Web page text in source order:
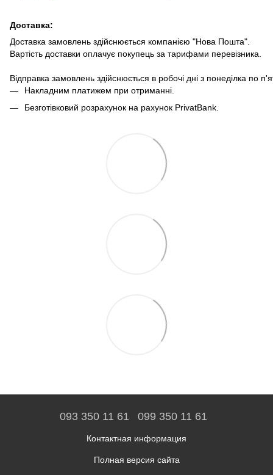
Доставка:
Доставка замовлень здійснюється компанією "Нова Пошта".
Вартість доставки оплачує покупець за тарифами перевізника.
Відправка замовлень здійснюється в робочі дні з понеділка по
Накладним платижем при отриманні.
Безготівковий розрахунок на рахунок PrivatBank.
093 350 11 61 099 350 11 61
Контактная информация
Полная версия сайта